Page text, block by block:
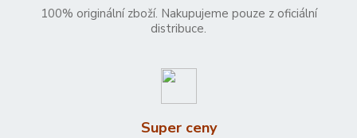
100% originální zboží. Nakupujeme pouze z oficiální
distribuce.
Super ceny